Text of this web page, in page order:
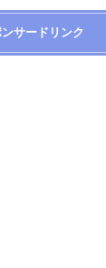
サードリンク